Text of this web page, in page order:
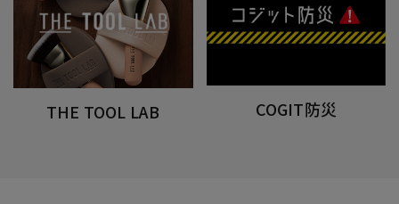
THE TOOL LAB COGIT防災